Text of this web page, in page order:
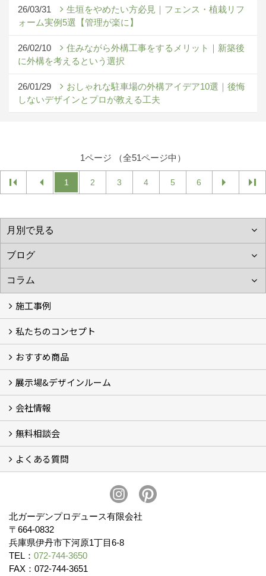
26/03/31
生垣をやめたい方必見｜フェンス・植栽リフ
ォーム実例5選【管理が楽に】
26/02/10
住みながら外構工事をするメリット｜新築後
に外構を考えるという選択
26/01/29
おしゃれな駐車場の外構アイデア10選｜後悔
しないデザインとプロが教える工夫
1ページ （全51ページ中）
1 2 3 4 5 6
施工事例
施工事例
お客様の声 (46)
私たちのコンセプト
コンセプト
完成までの流れ
お庭のメンテナンスについて
おすすめ商品
オリジナル帆布のサイクルポート
NEW スマートサイクルポート
おしゃれな物置 (8)
門扉 (6)
ウッドフェンス (16)
アイアンの商品 (6)
ガーデニング雑貨 (3)
ガーデン書&ガーデンアート
こだわりのオリジナル商品 一覧
おすすめの植物 (29)
箱庭ガーデン
ポット苗
展示場&デザインルーム
展示場&デザインルーム
会社情報
会社概要
スタッフ紹介 (11)
ブログ
コラム
アクセス
求人募集
無料相談会
無料相談会
よくある質問
アフターサービス・アフターメンテナンスについて (3)
北ガーデンプロデュース有限会社
〒664-0832
兵庫県伊丹市下河原1丁目6-8
TEL： 072-744-3650
FAX：072-744-3651